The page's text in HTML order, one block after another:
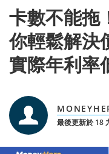
卡數不能拖
你輕鬆解決
實際年利率
最後更新於 18